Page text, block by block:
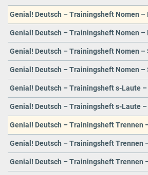
Genial! Deutsch – Trainingsheft Nomen –
Genial! Deutsch – Trainingsheft Nomen –
Genial! Deutsch – Trainingsheft Nomen –
Genial! Deutsch – Trainingsheft Nomen –
Genial! Deutsch – Trainingsheft s-Laute –
Genial! Deutsch – Trainingsheft s-Laute –
Genial! Deutsch – Trainingsheft Trennen
Genial! Deutsch – Trainingsheft Trennen
Genial! Deutsch – Trainingsheft Trennen